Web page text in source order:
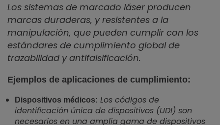
Los sistemas de marcado láser producen
marcas duraderas, y resistentes a la
manipulación, que pueden cumplir con los
estándares de cumplimiento global de
trazabilidad y antifalsificación.
Ejemplos de aplicaciones de cumplimiento:
Dispositivos médicos: Los códigos de
identificación única de dispositivos (UDI) son
necesarios en una amplia gama de dispositivos